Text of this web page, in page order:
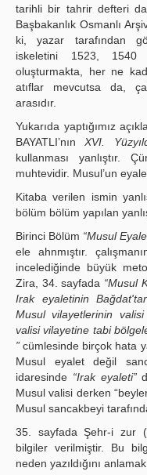
tarihli bir tahrir defteri
Başbakanlık Osmanlı
ki, yazar tarafından
iskeletini 1523,
oluşturmakta, her ne
atıflar mevcutsa da,
arasıdır.
Yukarıda yaptığımız
BAYATLI’nın XVI.
kullanması yanlıştır.
muhtevidir. Musul’un
Kitaba verilen ismin
bölüm bölüm yapılan
Birinci Bölüm “Musul
ele ahnmıştır.
incelediğinde büyük
Zira, 34. sayfada “Musul
Irak eyaletinin
Musul vilayetlerinin
valisi vilayetine tabi
” cümlesinde birçok hata
Musul eyalet değil
idaresinde “Irak eyaleti”
Musul valisi derken
Musul sancakbeyi
35. sayfada Şehr-i zur
bilgiler verilmiştir. Bu
neden yazıldığını